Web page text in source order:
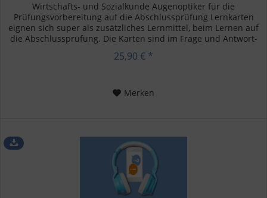
Wirtschafts- und Sozialkunde Augenoptiker für die
Prüfungsvorbereitung auf die Abschlussprüfung Lernkarten
eignen sich super als zusätzliches Lernmittel, beim Lernen auf
die Abschlussprüfung. Die Karten sind im Frage und Antwort-
25,90 € *
Merken